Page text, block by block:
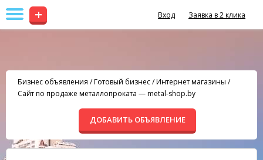
+ Вход Заявка в 2 клика
Бизнес объявления /Готовый бизнес/Интернет магазины /
Сайт по продаже металлопроката — metal-shop.by
ДОБАВИТЬ ОБЪЯВЛЕНИЕ